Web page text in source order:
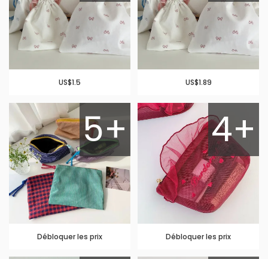
US$1.5 US$1.89
5+
Débloquer les prix
4+
Débloquer les prix